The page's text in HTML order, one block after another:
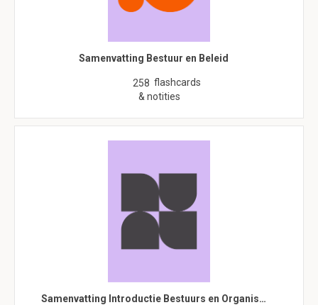
Samenvatting Bestuur en Beleid
258 flashcards
& notities
Samenvatting Introductie Bestuurs en Organis…